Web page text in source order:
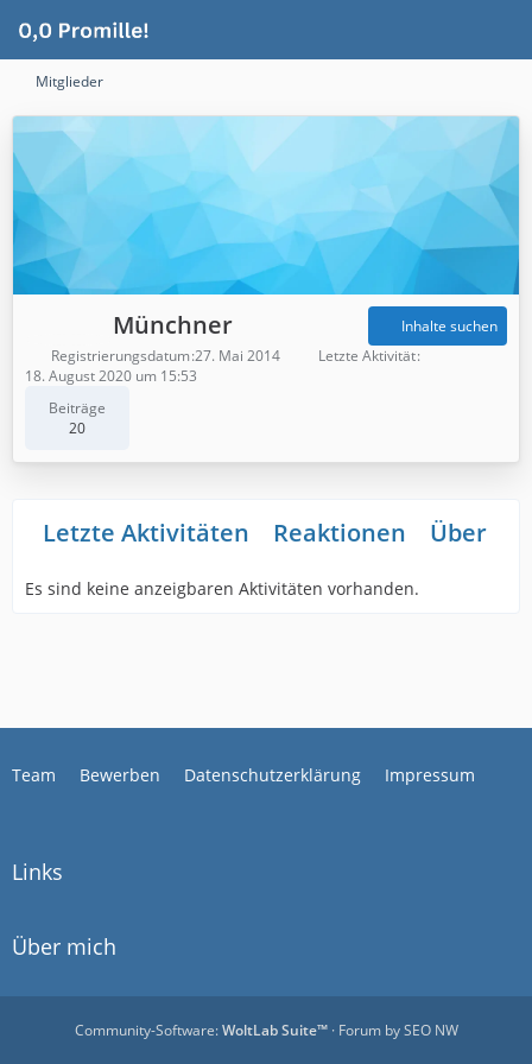
Mitglieder
Münchner
Beiträge
20
Inhalte suchen
Registrierungsdatum 27. Mai 2014
Letzte Aktivität
18. August 2020 um 15:53
Letzte Aktivitäten Reaktionen Über
Es sind keine anzeigbaren Aktivitäten vorhanden.
Team Bewerben Datenschutzerklärung Impressum
Links
Über mich
Community-Software:WoltLab Suite™· Forum bySEO NW